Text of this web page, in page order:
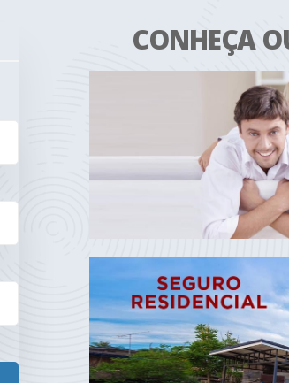
CONHEÇA